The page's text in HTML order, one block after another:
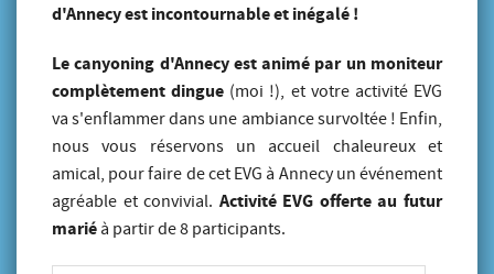
d'Annecy est incontournable et inégalé !
Le canyoning d'Annecy est animé par un moniteur
complètement dingue (moi !), et votre activité EVG
va s'enflammer dans une ambiance survoltée ! Enfin,
nous vous réservons un accueil chaleureux et
amical, pour faire de cet EVG à Annecy un événement
agréable et convivial. Activité EVG offerte au futur
marié à partir de 8 participants.